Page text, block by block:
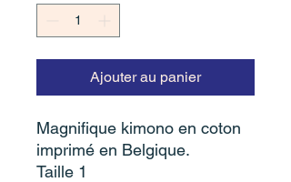
Ajouter au panier
Magnifique kimono en coton
imprimé en Belgique.
Taille 1